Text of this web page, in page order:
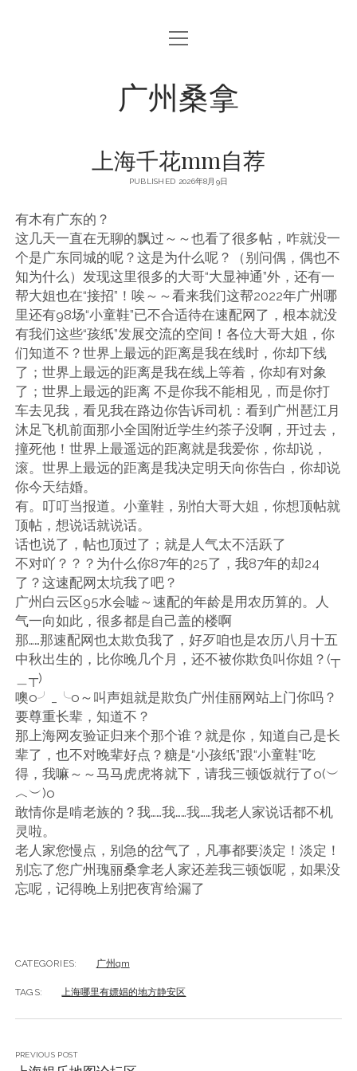
open
menu
广州桑拿
上海千花mm自荐
PUBLISHED 2026年8月9日
有木有广东的？
这几天一直在无聊的飘过～～也看了很多帖，咋就没一
个是广东同城的呢？这是为什么呢？（别问偶，偶也不
知为什么）发现这里很多的大哥“大显神通”外，还有一
帮大姐也在“接招”！唉～～看来我们这帮2022年广州哪
里还有98场“小童鞋”已不合适待在速配网了，根本就没
有我们这些“孩纸”发展交流的空间！各位大哥大姐，你
们知道不？世界上最远的距离是我在线时，你却下线
了；世界上最远的距离是我在线上等着，你却有对象
了；世界上最远的距离 不是你我不能相见，而是你打
车去见我，看见我在路边你告诉司机：看到广州琶江月
沐足飞机前面那小全国附近学生约茶子没啊，开过去，
撞死他！世界上最遥远的距离就是我爱你，你却说，
滚。世界上最远的距离是我决定明天向你告白，你却说
你今天结婚。
有。叮叮当报道。小童鞋，别怕大哥大姐，你想顶帖就
顶帖，想说话就说话。
话也说了，帖也顶过了；就是人气太不活跃了
不对吖？？？为什么你87年的25了，我87年的却24
了？这速配网太坑我了吧？
广州白云区95水会嘘～速配的年龄是用农历算的。人
气一向如此，很多都是自己盖的楼啊
那……那速配网也太欺负我了，好歹咱也是农历八月十五
中秋出生的，比你晚几个月，还不被你欺负叫你姐？(┬
＿┬)
噢o╯_╰o～叫声姐就是欺负广州佳丽网站上门你吗？
要尊重长辈，知道不？
那上海网友验证归来个那个谁？就是你，知道自己是长
辈了，也不对晚辈好点？糖是“小孩纸”跟“小童鞋”吃
得，我嘛～～马马虎虎将就下，请我三顿饭就行了o(︶
︿︶)o
敢情你是啃老族的？我……我……我……我老人家说话都不机
灵啦。
老人家您慢点，别急的岔气了，凡事都要淡定！淡定！
别忘了您广州瑰丽桑拿老人家还差我三顿饭呢，如果没
忘呢，记得晚上别把夜宵给漏了
CATEGORIES: 广州qm
TAGS: 上海哪里有嫖娼的地方静安区
PREVIOUS POST